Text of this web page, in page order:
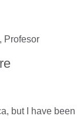
but I have